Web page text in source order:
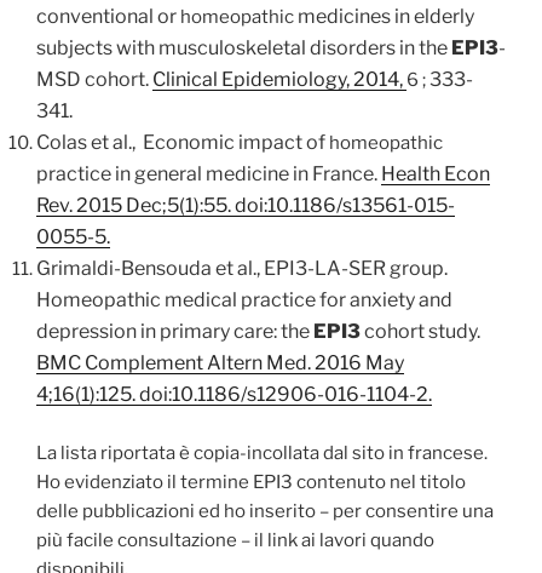
conventional or homeopathic medicines in elderly
subjects with musculoskeletal disorders in the EPI3-
MSD cohort. Clinical Epidemiology, 2014, 6 ;333-
341.
Colas et al., Economic impact of homeopathic
practice in general medicine in France. Health Econ
Rev. 2015 Dec;5(1):55. doi:10.1186/s13561-015-
0055-5.
Grimaldi-Bensouda et al., EPI3-LA-SER group.
Homeopathic medical practice for anxiety and
depression in primary care: the EPI3cohort study.
BMC Complement Altern Med. 2016 May
4;16(1):125. doi:10.1186/s12906-016-1104-2.
La lista riportata è copia-incollata dal sito in francese.
Ho evidenziato il termine EPI3 contenuto nel titolo
delle pubblicazioni ed ho inserito – per consentire una
più facile consultazione – il link ai lavori quando